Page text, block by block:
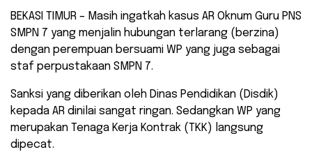
BEKASI TIMUR – Masih ingatkah kasus AR Oknum Guru PNS
SMPN 7 yang menjalin hubungan terlarang (berzina)
dengan perempuan bersuami WP yang juga sebagai
staf perpustakaan SMPN 7.
Sanksi yang diberikan oleh Dinas Pendidikan (Disdik)
kepada AR dinilai sangat ringan. Sedangkan WP yang
merupakan Tenaga Kerja Kontrak (TKK) langsung
dipecat.